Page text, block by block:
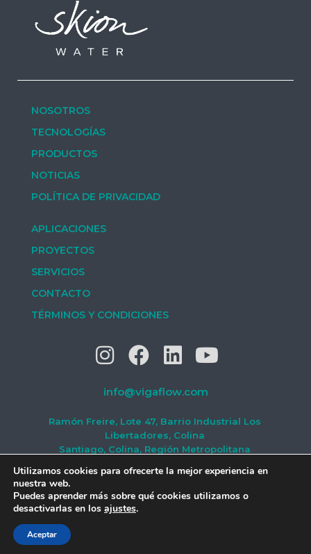
NOSOTROS
TECNOLOGÍAS
PRODUCTOS
NOTICIAS
POLÍTICA DE PRIVACIDAD
APLICACIONES
PROYECTOS
SERVICIOS
CONTACTO
TÉRMINOS Y CONDICIONES
info@vigaflow.com
Ramón Freire, Lote 47, Barrio Industrial Los
Libertadores, Colina
Santiago, Colina, Región Metropolitana
VIGAflow®ydesalpak®son marcas registradas de
Vigaflow S.A.
CONVERSEMOS
Utilizamos cookies para ofrecerte la mejor experiencia en
nuestra web.
Puedes aprender más sobre qué cookies utilizamos o
desactivarlas en los ajustes.
Aceptar